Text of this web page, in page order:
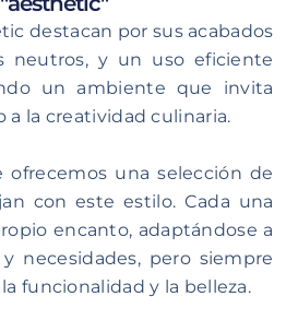
destacan por sus acabados
neutros, y un uso eficiente
un ambiente que invita
a la creatividad culinaria.
ofrecemos una selección de
con este estilo. Cada una
encanto, adaptándose a
necesidades, pero siempre
funcionalidad y la belleza.